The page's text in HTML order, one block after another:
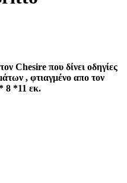
Chesire που δίνει οδηγίες
, φτιαγμένο απο τον
8 *11 εκ.